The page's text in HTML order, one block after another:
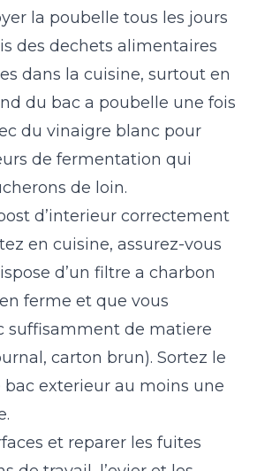
la poubelle tous les jours
des dechets alimentaires
dans la cuisine, surtout en
du bac a poubelle une fois
du vinaigre blanc pour
de fermentation qui
de loin.
d’interieur correctement
en cuisine, assurez-vous
d’un filtre a charbon
ferme et que vous
suffisamment de matiere
carton brun). Sortez le
bac exterieur au moins une
et reparer les fuites